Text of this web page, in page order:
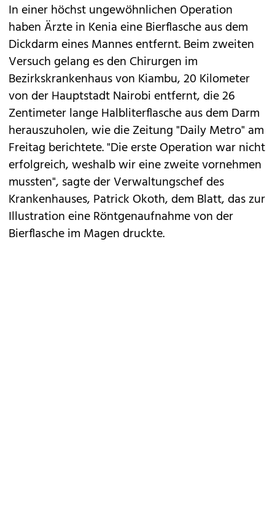
In einer höchst ungewöhnlichen Operation
haben Ärzte in Kenia eine Bierflasche aus dem
Dickdarm eines Mannes entfernt. Beim zweiten
Versuch gelang es den Chirurgen im
Bezirkskrankenhaus von Kiambu, 20 Kilometer
von der Hauptstadt Nairobi entfernt, die 26
Zentimeter lange Halbliterflasche aus dem Darm
herauszuholen, wie die Zeitung "Daily Metro" am
Freitag berichtete. "Die erste Operation war nicht
erfolgreich, weshalb wir eine zweite vornehmen
mussten", sagte der Verwaltungschef des
Krankenhauses, Patrick Okoth, dem Blatt, das zur
Illustration eine Röntgenaufnahme von der
Bierflasche im Magen druckte.